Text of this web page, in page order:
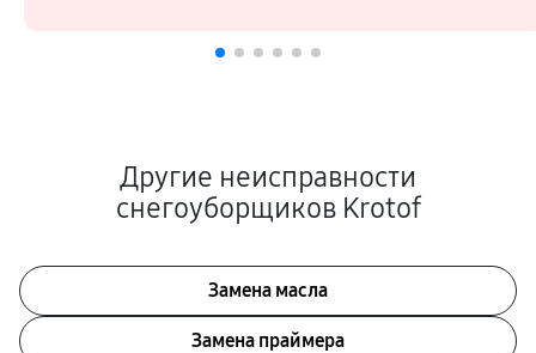
Другие неисправности
снегоуборщиков Krotof
Замена масла
Замена праймера